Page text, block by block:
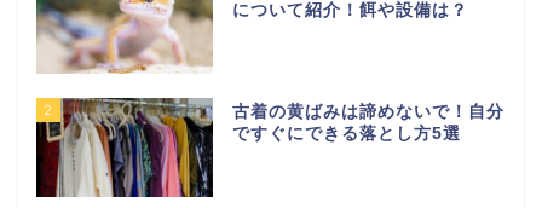
について紹介！餌や設備は？
2
古着の黄ばみは諦めないで！自分
ですぐにできる落とし方5選